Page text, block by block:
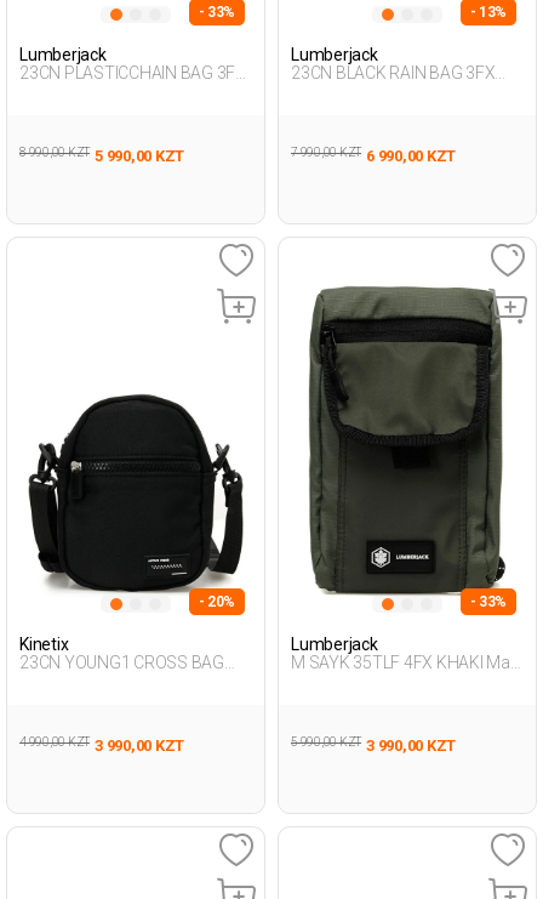
- 33%
Lumberjack
23CN PLASTICCHAIN BAG 3FX
8 990,00 KZT 5 990,00 KZT
- 13%
Lumberjack
23CN BLACK RAIN BAG 3FX
7 990,00 KZT 6 990,00 KZT
- 20%
Kinetix
23CN YOUNG1 CROSS BAG
4 990,00 KZT 3 990,00 KZT
- 33%
Lumberjack
M SAYK 35TLF 4FX KHAKI Man
5 990,00 KZT 3 990,00 KZT